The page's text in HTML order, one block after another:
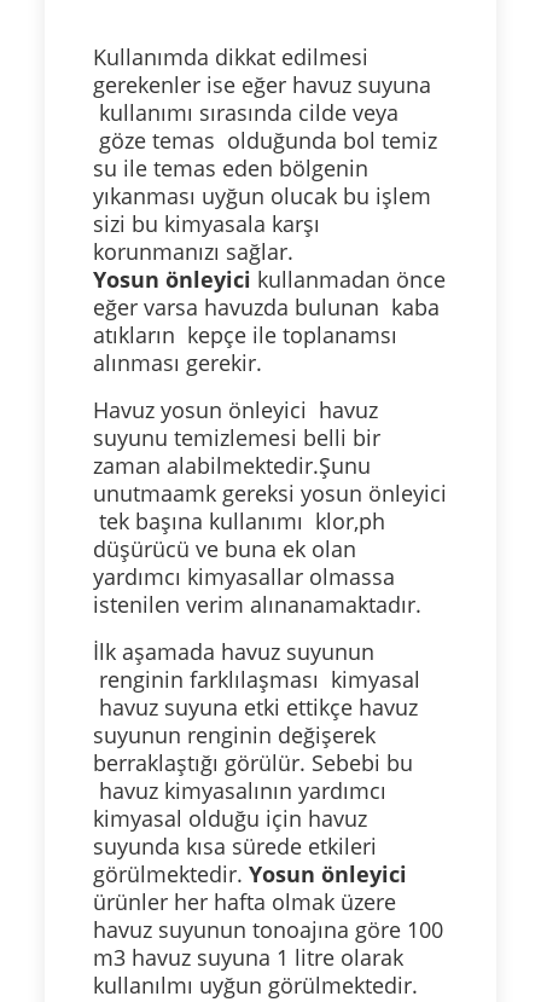
Kullanımda dikkat edilmesi
gerekenler ise eğer havuz suyuna
kullanımı sırasında cilde veya
göze temas olduğunda bol temiz
su ile temas eden bölgenin
yıkanması uyğun olucak bu işlem
sizi bu kimyasala karşı
korunmanızı sağlar.
Yosun önleyici kullanmadan önce
eğer varsa havuzda bulunan kaba
atıkların kepçe ile toplanamsı
alınması gerekir.
Havuz yosun önleyici havuz
suyunu temizlemesi belli bir
zaman alabilmektedir.Şunu
unutmaamk gereksi yosun önleyici
tek başına kullanımı klor,ph
düşürücü ve buna ek olan
yardımcı kimyasallar olmassa
istenilen verim alınanamaktadır.
İlk aşamada havuz suyunun
renginin farklılaşması kimyasal
havuz suyuna etki ettikçe havuz
suyunun renginin değişerek
berraklaştığı görülür. Sebebi bu
havuz kimyasalının yardımcı
kimyasal olduğu için havuz
suyunda kısa sürede etkileri
görülmektedir. Yosun önleyici
ürünler her hafta olmak üzere
havuz suyunun tonoajına göre 100
m3 havuz suyuna 1 litre olarak
kullanılmı uyğun görülmektedir.